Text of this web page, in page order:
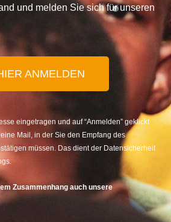
und melden Sie sich für unseren
ANMELDEN
eingetragen und auf “Anmelden” geklickt
Mail, in der Sie den Empfang des
müssen. Das dient der Datensicherheit
Zusammenhang auch unsere